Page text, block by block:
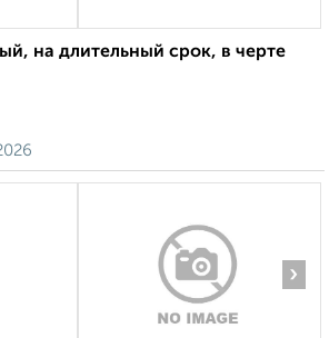
на длительный срок, в черте
›